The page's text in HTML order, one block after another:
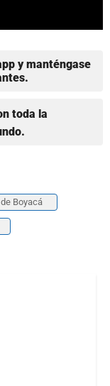
y manténgase
toda la
Boyacá